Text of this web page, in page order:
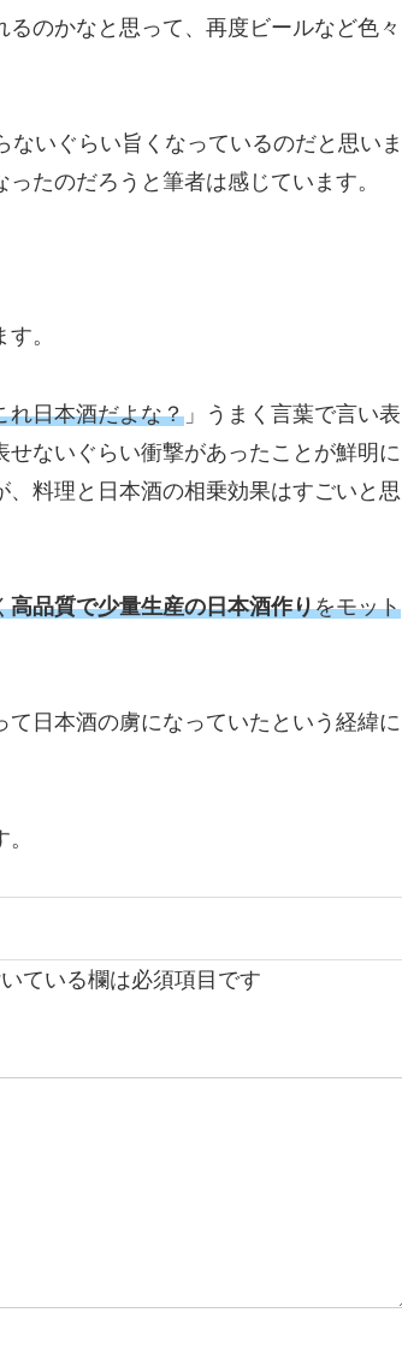
のかなと思って、再度ビールなど色々
いぐらい旨くなっているのだと思いま
たのだろうと筆者は感じています。
。
れ日本酒だよな？ 」うまく言葉で言い表
ないぐらい衝撃があったことが鮮明に
料理と日本酒の相乗効果はすごいと思
高品質で少量生産の日本酒作りをモット
日本酒の虜になっていたという経緯に
ている欄は必須項目です